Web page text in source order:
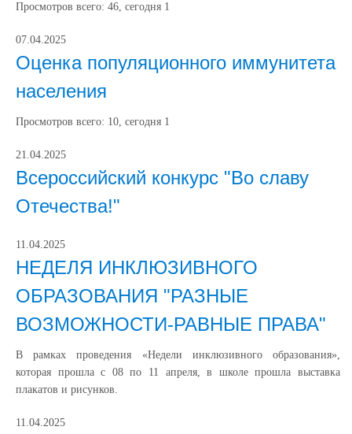
Просмотров всего: 46, сегодня 1
07.04.2025
Оценка популяционного иммунитета
населения
Просмотров всего: 10, сегодня 1
21.04.2025
Всероссийский конкурс "Во славу
Отечества!"
11.04.2025
НЕДЕЛЯ ИНКЛЮЗИВНОГО
ОБРАЗОВАНИЯ "РАЗНЫЕ
ВОЗМОЖНОСТИ-РАВНЫЕ ПРАВА"
В рамках проведения «Недели инклюзивного образования»,
которая прошла с 08 по 11 апреля, в школе прошла выставка
плакатов и рисунков.
11.04.2025